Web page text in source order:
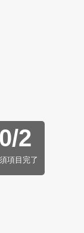
0/2
項目完了